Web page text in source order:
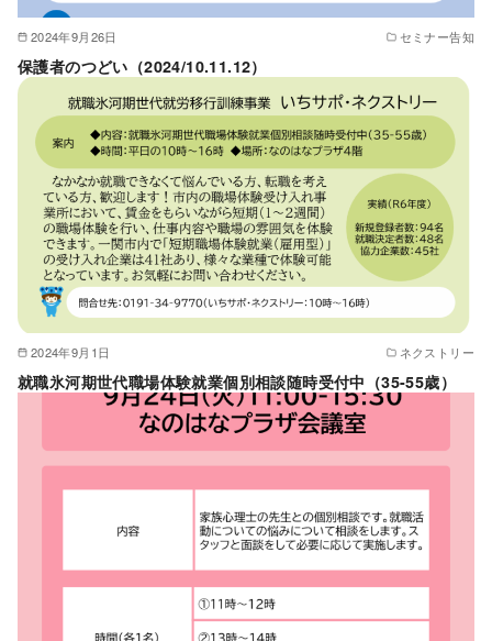
2024年9月26日 セミナー告知
保護者のつどい（2024/10.11.12）
2024年9月1日 ネクストリー
就職氷河期世代職場体験就業個別相談随時受付中（35-55歳）